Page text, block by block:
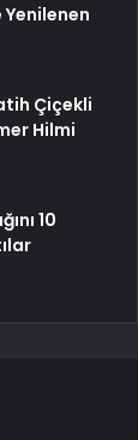
Çiçekli
Hilmi
10